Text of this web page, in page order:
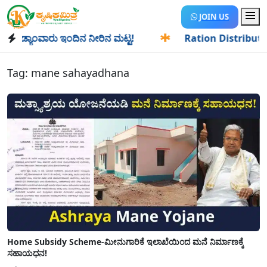
JOIN US
ಇಂದಿನ ನೀರಿನ ಮಟ್ಟ! Ration Distribution-
Tag: mane sahayadhana
Home Subsidy Scheme-ಮೀನುಗಾರಿಕೆ ಇಲಾಖೆಯಿಂದ ಮನೆ ನಿರ್ಮಾಣಕ್ಕೆ
ಸಹಾಯಧನ!